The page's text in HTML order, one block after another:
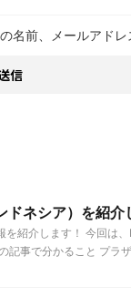
名前、メールアドレ
ネシア）を紹介
を紹介します！ 今回は
記事で分かること プラ